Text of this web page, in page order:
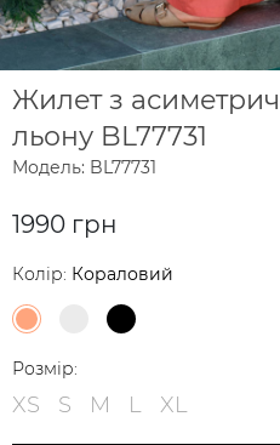
Жилет з
льону BL77731
Модель: BL77731
1990 грн
Колір: Кораловий
Розмір:
XS S M L XL